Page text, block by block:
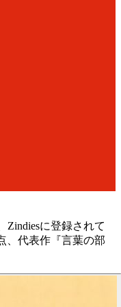
Zindiesに登録されて
、代表作『言葉の部